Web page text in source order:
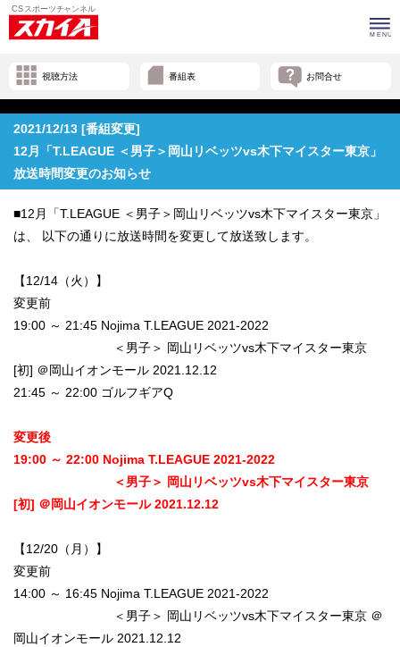
視聴方法 番組表 お問合せ
2021/12/13 [番組変更]
12月「T.LEAGUE ＜男子＞岡山リベッツvs木下マイスター東京」
放送時間変更のお知らせ
■12月「T.LEAGUE ＜男子＞岡山リベッツvs木下マイスター東京」
は、 以下の通りに放送時間を変更して放送致します。
【12/14（火）】
変更前
19:00 ～ 21:45 Nojima T.LEAGUE 2021-2022
＜男子＞ 岡山リベッツvs木下マイスター東京
[初] ＠岡山イオンモール 2021.12.12
21:45 ～ 22:00 ゴルフギアQ
変更後
19:00 ～ 22:00 Nojima T.LEAGUE 2021-2022
＜男子＞ 岡山リベッツvs木下マイスター東京
[初] ＠岡山イオンモール 2021.12.12​
【12/20（月）】
変更前
14:00 ～ 16:45 Nojima T.LEAGUE 2021-2022
＜男子＞ 岡山リベッツvs木下マイスター東京 ＠
岡山イオンモール 2021.12.12